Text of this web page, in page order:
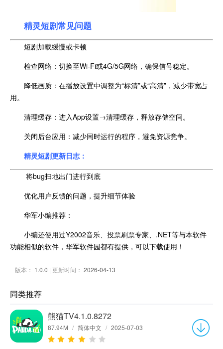
精灵短剧常见问题
短剧加载缓慢或卡顿
检查网络：切换至Wi-Fi或4G/5G网络，确保信号稳定。
降低画质：在播放设置中调整为“标清”或“高清”，减少带宽占
用。
清理缓存：进入App设置→清理缓存，释放存储空间。
关闭后台应用：减少同时运行的程序，避免资源竞争。
精灵短剧更新日志：
将bug扫地出门进行到底
优化用户反馈的问题，提升细节体验
华军小编推荐：
小编还使用过Y2002音乐、投票刷票专家、.NET等与本软件
功能相似的软件，华军软件园都有提供，可以下载使用！
版本： 1.0.0 | 更新时间： 2026-04-13
同类推荐
熊猫TV4.1.0.8272
87.94M / 简体中文 / 2025-07-03